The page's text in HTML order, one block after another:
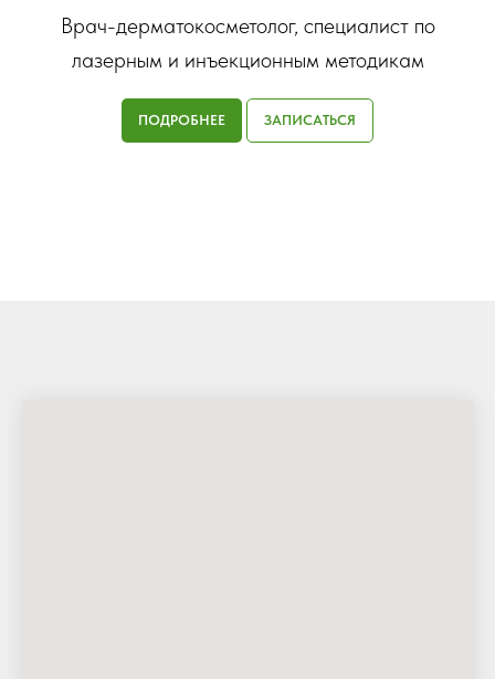
Врач-дерматокосметолог, специалист по
лазерным и инъекционным методикам
ПОДРОБНЕЕ ЗАПИСАТЬСЯ